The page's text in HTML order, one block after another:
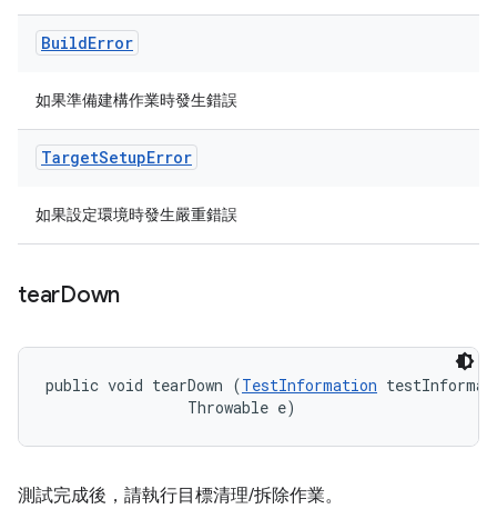
BuildError
如果準備建構作業時發生錯誤
TargetSetupError
如果設定環境時發生嚴重錯誤
tearDown
public void tearDown (TestInformation
                Throwable e)
測試完成後，請執行目標清理/拆除作業。